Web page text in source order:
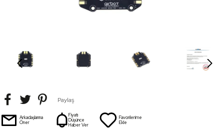
Paylaş
Arkadaşlarına
Öner
Fiyatı
Düşünce
Haber Ver
Favorilerime
Ekle